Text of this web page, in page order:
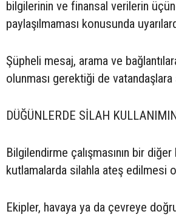
bilgilerinin ve finansal verilerin
paylaşılmaması konusunda
Şüpheli mesaj, arama ve
olunması gerektiği de vatandaşlara
DÜĞÜNLERDE SİLAH
Bilgilendirme çalışmasının bir diğer
kutlamalarda silahla ateş edilmesi
Ekipler, havaya ya da çevreye